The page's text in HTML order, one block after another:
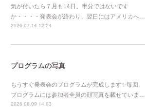
気が付いたら７月も14日。半分ではないです
か・・・・発表会が終わり、翌日にはアメリカへ…
2026.07.14 12:24
プログラムの写真
もうすぐ発表会のプログラムが完成します✨毎回、
プログラムには参加者全員の顔写真を載せていま…
2026.06.09 14:03